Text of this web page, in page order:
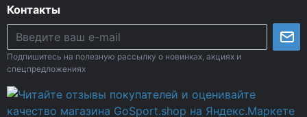
Контакты
Подпишитесь на полезную рассылку о новинках, акциях и
спецпредложениях